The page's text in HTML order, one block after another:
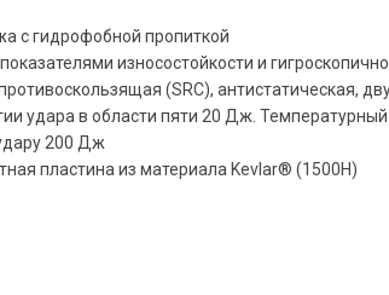
с гидрофобной пропиткой
износостойкости и
(SRС), антистатическая,
удара в области пяти 20 Дж.
200 Дж
пластина из материала Kevlar® (1500Н)